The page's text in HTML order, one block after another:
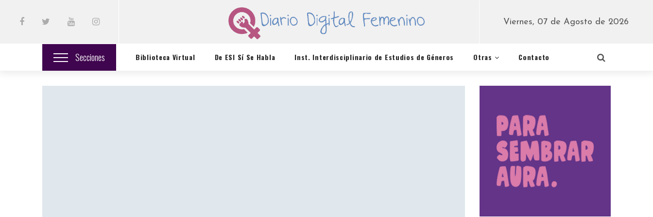
Viernes, 07 de Agosto de 2026
Secciones Biblioteca Virtual De ESI Sí Se Habla Inst. Interdisciplinario de Estudios de Géneros Otras Contacto